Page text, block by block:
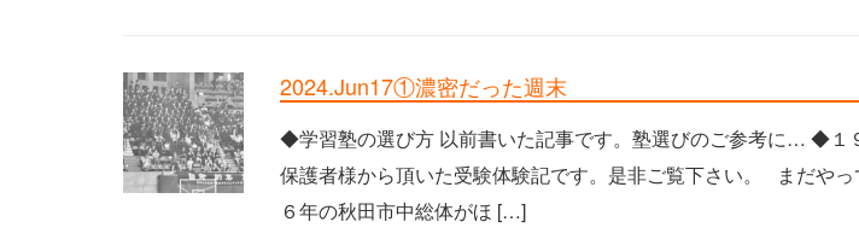
2024.Jun17①濃密だった週末
◆学習塾の選び方 以前書いた記事です。塾選びのご参考に… ◆１
保護者様から頂いた受験体験記です。是非ご覧下さい。 まだや
６年の秋田市中総体がほ […]